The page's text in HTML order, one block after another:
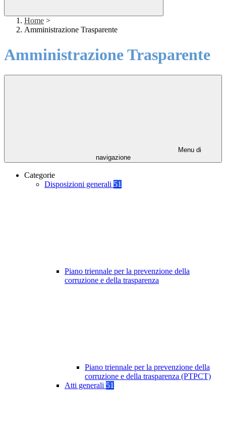
Home >
Amministrazione Trasparente
Amministrazione Trasparente
Menu di
navigazione
Categorie
Disposizioni generali 51
Piano triennale per la prevenzione della
corruzione e della trasparenza
Piano triennale per la prevenzione della
corruzione e della trasparenza (PTPCT)
Atti generali 51